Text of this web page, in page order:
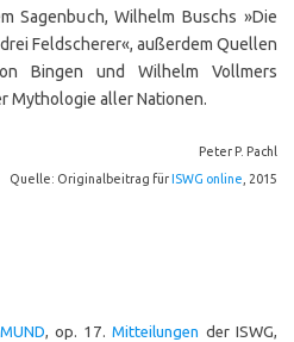
Sagenbuch, Wilhelm Buschs »Die
Feldscherer«, außerdem Quellen
Bingen und Wilhelm Vollmers
Mythologie aller Nationen.
Peter P. Pachl
Quelle: Originalbeitrag fürISWG online , 2015
, op. 17.Mitteilungen der ISWG,